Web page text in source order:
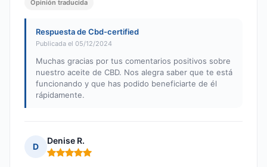
Opinión traducida
Respuesta de Cbd-certified
Publicada el 05/12/2024
Muchas gracias por tus comentarios positivos sobre
nuestro aceite de CBD. Nos alegra saber que te está
funcionando y que has podido beneficiarte de él
rápidamente.
D
Denise R.
Nota: 5 de 5